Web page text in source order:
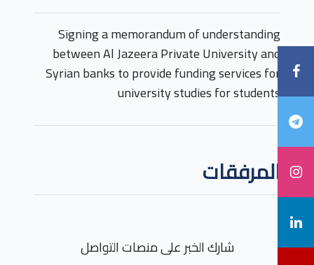
Signing a memorandum of understanding
between Al Jazeera Private University and
Syrian banks to provide funding services for
university studies for students
المرفقات
شارك الخبر على منصات التواصل